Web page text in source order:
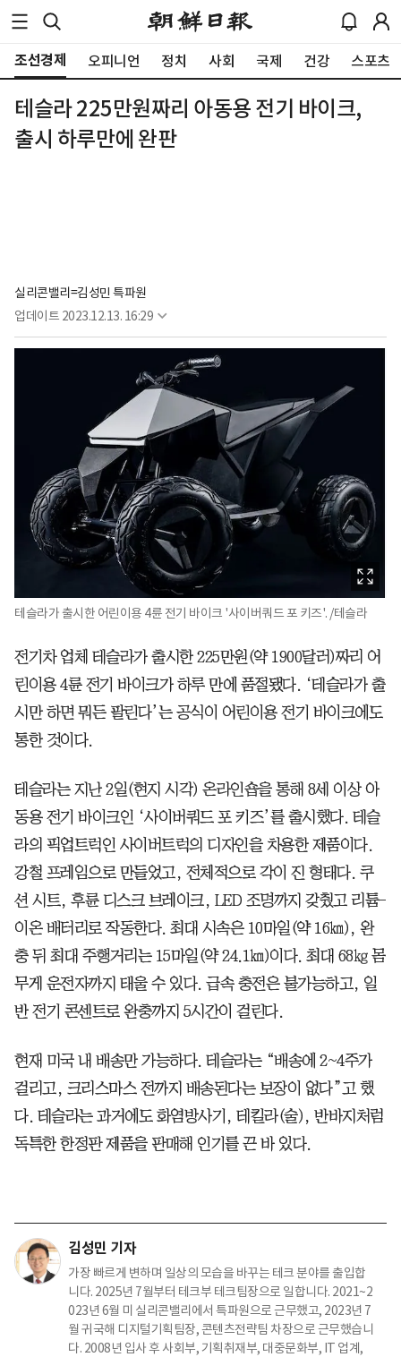
조선경제 오피니언 정치 사회 국제 건강 스포츠
테슬라 225만원짜리 아동용 전기 바이크,
출시 하루만에 완판
실리콘밸리=김성민 특파원
업데이트 2023.12.13. 16:29
테슬라가 출시한 어린이용 4륜 전기 바이크 '사이버쿼드 포 키즈'. /테슬라
전기차 업체 테슬라가 출시한 225만원(약 1900달러)짜리 어
린이용 4륜 전기 바이크가 하루 만에 품절됐다. ‘테슬라가 출
시만 하면 뭐든 팔린다’는 공식이 어린이용 전기 바이크에도
통한 것이다.
테슬라는 지난 2일(현지 시각) 온라인숍을 통해 8세 이상 아
동용 전기 바이크인 ‘사이버쿼드 포 키즈’를 출시했다. 테슬
라의 픽업트럭인 사이버트럭의 디자인을 차용한 제품이다.
강철 프레임으로 만들었고, 전체적으로 각이 진 형태다. 쿠
션 시트, 후륜 디스크 브레이크, LED 조명까지 갖췄고 리튬-
이온 배터리로 작동한다. 최대 시속은 10마일(약 16㎞), 완
충 뒤 최대 주행거리는 15마일(약 24.1㎞)이다. 최대 68㎏ 몸
무게 운전자까지 태울 수 있다. 급속 충전은 불가능하고, 일
반 전기 콘센트로 완충까지 5시간이 걸린다.
현재 미국 내 배송만 가능하다. 테슬라는 “배송에 2~4주가
걸리고, 크리스마스 전까지 배송된다는 보장이 없다”고 했
다. 테슬라는 과거에도 화염방사기, 테킬라(술), 반바지처럼
독특한 한정판 제품을 판매해 인기를 끈 바 있다.
김성민 기자
가장 빠르게 변하며 일상의 모습을 바꾸는 테크 분야를 출입합
니다. 2025년 7월부터 테크부 테크팀장으로 일합니다. 2021~2
023년 6월 미 실리콘밸리에서 특파원으로 근무했고, 2023년 7
월 귀국해 디지털기획팀장, 콘텐츠전략팀 차장으로 근무했습니
다. 2008년 입사 후 사회부, 기획취재부, 대중문화부, IT 업계,